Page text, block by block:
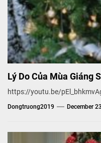
Lý Do Của Mùa Giáng
https://youtu.be/
Dongtruong2019 December